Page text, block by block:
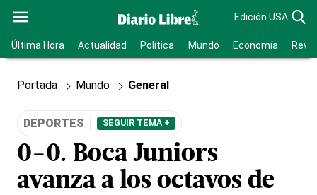
Edición USA
Última Hora Actualidad Política Mundo Economía
Portada Mundo General
DEPORTES SEGUIR TEMA +
0-0. Boca Juniors
avanza a los octavos de